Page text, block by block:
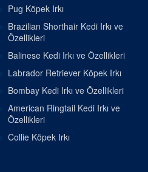
Pug Köpek Irkı
Brazilian Shorthair Kedi Irkı ve
Özellikleri
Balinese Kedi Irkı ve Özellikleri
Labrador Retriever Köpek Irkı
Bombay Kedi Irkı ve Özellikleri
American Ringtail Kedi Irkı ve
Özellikleri
Collie Köpek Irkı